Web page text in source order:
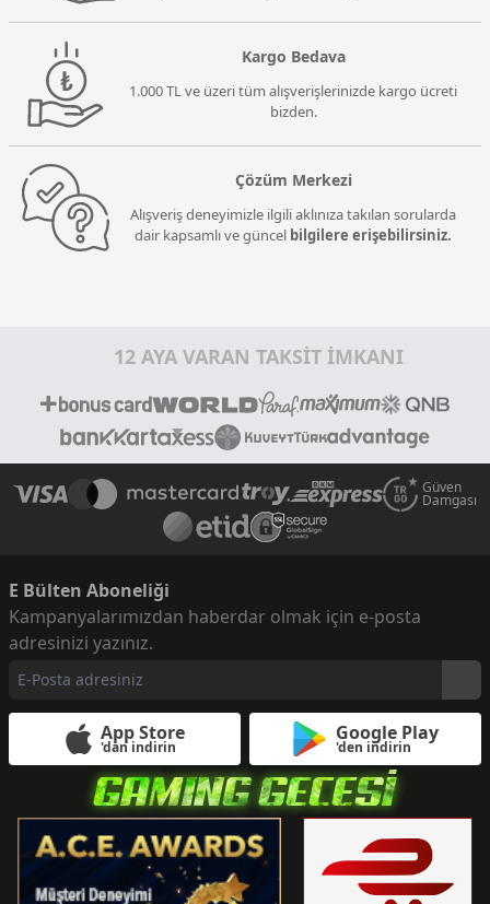
Kargo Bedava
1.000 TL ve üzeri tüm alışverişlerinizde kargo ücreti
bizden.
Çözüm Merkezi
Alışveriş deneyimizle ilgili aklınıza takılan sorularda
dair kapsamlı ve güncel bilgilere erişebilirsiniz.
12 AYA VARAN TAKSİT İMKANI
Güven
Damgası
E Bülten Aboneliği
Kampanyalarımızdan haberdar olmak için e-posta
adresinizi yazınız.
App Store
'dan indirin
Google Play
'den indirin